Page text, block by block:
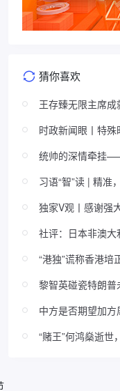
猜你喜欢
王存臻无限主席成
时政新闻眼丨特
统帅的深情牵挂
习语“智”读 | 精准
独家V观丨感谢强
社评：日本非澳
“港独”谎称香港
黎智英碰瓷特朗
中方是否期望加
“赌王”何鸿燊逝